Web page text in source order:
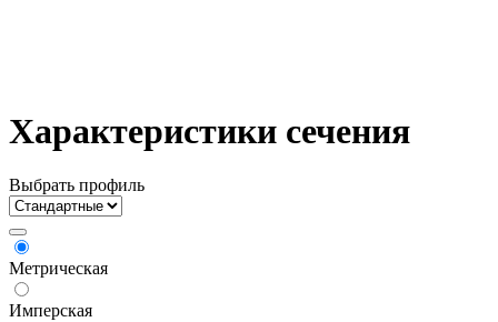
Характеристики сечения
Выбрать профиль
Метрическая
Имперская